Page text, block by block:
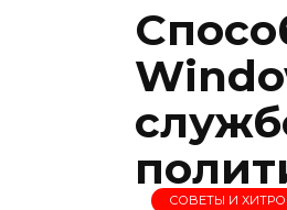
СОВЕТЫ И